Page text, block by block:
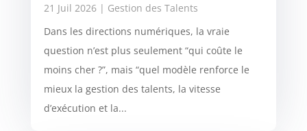
21 Juil 2026| Gestion des Talents
Dans les directions numériques, la vraie
question n’est plus seulement “qui coûte le
moins cher ?”, mais “quel modèle renforce le
mieux la gestion des talents, la vitesse
d’exécution et la...